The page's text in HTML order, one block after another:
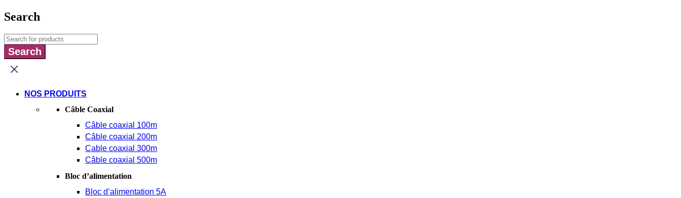
Search
NOS PRODUITS
Câble Coaxial
Câble coaxial 100m
Câble coaxial 200m
Cable coaxial 300m
Câble coaxial 500m
Bloc d’alimentation
Bloc d’alimentation 5A